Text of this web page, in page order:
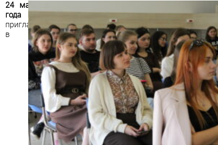
24 мая 2025
года в 13:00
приглашаем
в